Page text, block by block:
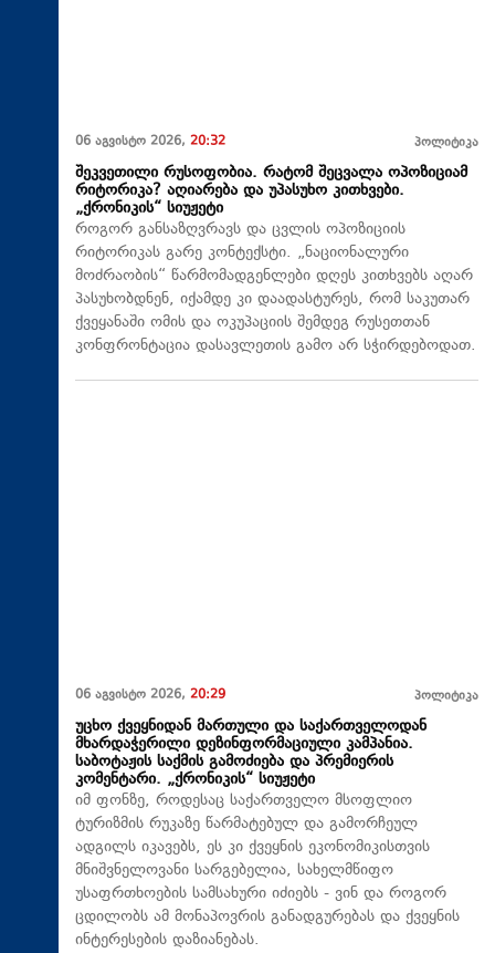
06 აგვისტო 2026, 20:32 პოლიტიკა
შეკვეთილი რუსოფობია. რატომ შეცვალა ოპოზიციამ
რიტორიკა? აღიარება და უპასუხო კითხვები.
„ქრონიკის“ სიუჟეტი
როგორ განსაზღვრავს და ცვლის ოპოზიციის
რიტორიკას გარე კონტექსტი. „ნაციონალური
მოძრაობის“ წარმომადგენლები დღეს კითხვებს აღარ
პასუხობდნენ, იქამდე კი დაადასტურეს, რომ საკუთარ
ქვეყანაში ომის და ოკუპაციის შემდეგ რუსეთთან
კონფრონტაცია დასავლეთის გამო არ სჭირდებოდათ.
06 აგვისტო 2026, 20:29 პოლიტიკა
უცხო ქვეყნიდან მართული და საქართველოდან
მხარდაჭერილი დეზინფორმაციული კამპანია.
საბოტაჟის საქმის გამოძიება და პრემიერის
კომენტარი. „ქრონიკის“ სიუჟეტი
იმ ფონზე, როდესაც საქართველო მსოფლიო
ტურიზმის რუკაზე წარმატებულ და გამორჩეულ
ადგილს იკავებს, ეს კი ქვეყნის ეკონომიკისთვის
მნიშვნელოვანი სარგებელია, სახელმწიფო
უსაფრთხოების სამსახური იძიებს - ვინ და როგორ
ცდილობს ამ მონაპოვრის განადგურებას და ქვეყნის
ინტერესების დაზიანებას.